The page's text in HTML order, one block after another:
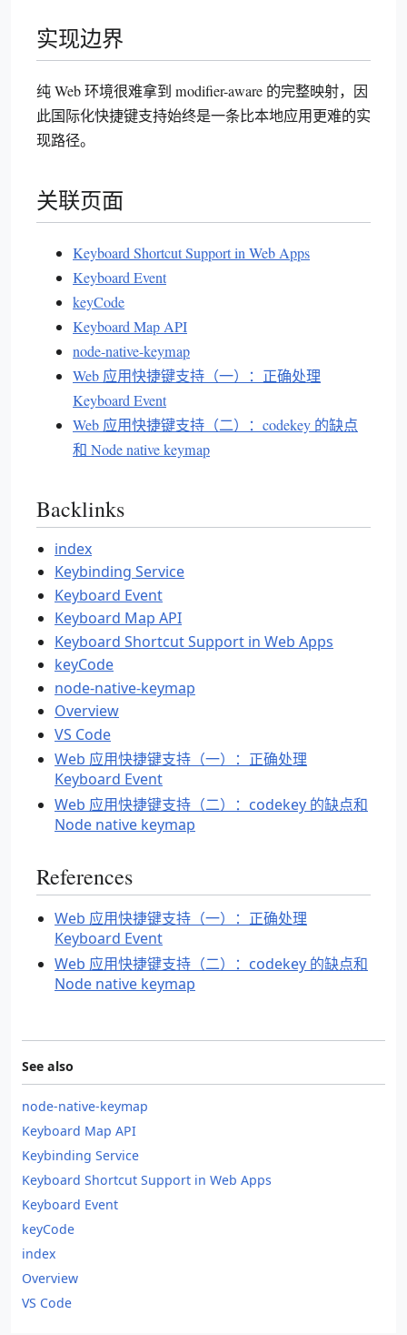
实现边界
纯 Web 环境很难拿到 modifier-aware 的完整映射，因
此国际化快捷键支持始终是一条比本地应用更难的实
现路径。
关联页面
Keyboard Shortcut Support in Web Apps
Keyboard Event
keyCode
Keyboard Map API
node-native-keymap
Web 应用快捷键支持（一）：正确处理
Keyboard Event
Web 应用快捷键支持（二）：codekey 的缺点
和 Node native keymap
Backlinks
index
Keybinding Service
Keyboard Event
Keyboard Map API
Keyboard Shortcut Support in Web Apps
keyCode
node-native-keymap
Overview
VS Code
Web 应用快捷键支持（一）：正确处理
Keyboard Event
Web 应用快捷键支持（二）：codekey 的缺点和
Node native keymap
References
Web 应用快捷键支持（一）：正确处理
Keyboard Event
Web 应用快捷键支持（二）：codekey 的缺点和
Node native keymap
See also
node-native-keymap
Keyboard Map API
Keybinding Service
Keyboard Shortcut Support in Web Apps
Keyboard Event
keyCode
index
Overview
VS Code